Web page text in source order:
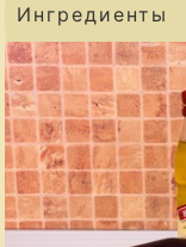
Ингредиенты